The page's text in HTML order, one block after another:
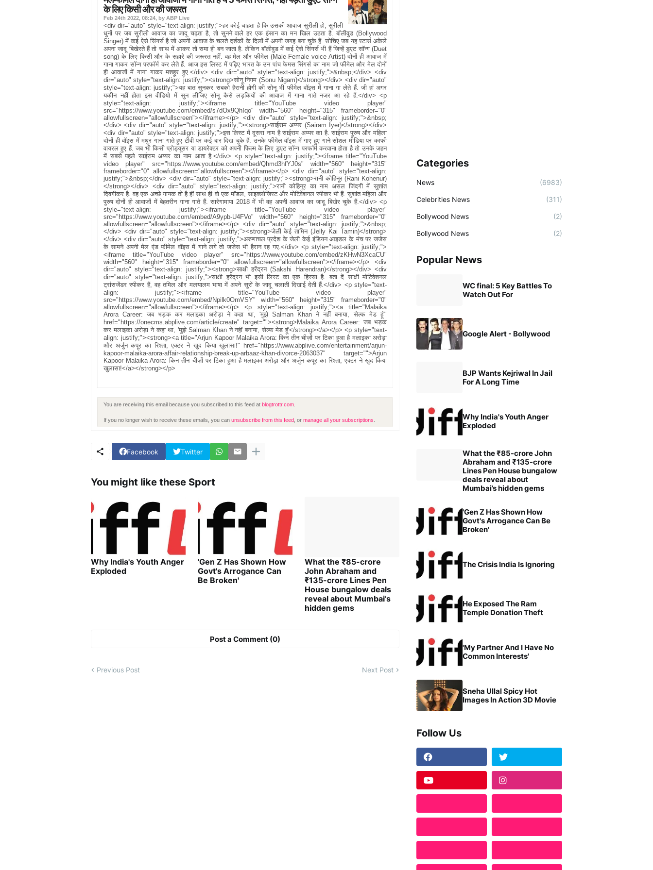
के लिए किसी और की जरूरत
Feb 24th 2022, 08:24, by ABP Live
<div dir="auto" style="text-align: justify;">हर कोई चाहता है कि उसकी आवाज सुरीली हो, सुरीली
धुनों पर जब सुरीली आवाज का जादू चढ़ता है, तो सुनने वाले हर एक इंसान का मन खिल उठता है. बॉलीवुड (Bollywood
Singer) में कई ऐसे सिंगर्स है जो अपनी आवाज के चलते दर्शकों के दिलों में अपनी जगह बना चुके हैं. सोचिए जब यह स्टार्स अकेले
अपना जादू बिखेरते हैं तो साथ में आकर तो समा ही बन जाता है. लेकिन बॉलीवुड में कई ऐसे सिंगर्स भी हैं जिन्हें डुएट सॉन्ग (Duet
song) के लिए किसी और के सहारे की जरूरत नहीं. वह मेल और फीमेल (Male-Female voice Artist) दोनों ही आवाज में
गाना गाकर सॉन्ग परफॉर्म कर लेते हैं. आज इस लिस्ट में पढ़िए भारत के उन पांच फेमस सिंगर्स का नाम जो फीमेल और मेल दोनों
ही आवाजों में गाना गाकर मशहूर हुए.</div> <div dir="auto" style="text-align: justify;">&nbsp;</div> <div
dir="auto" style="text-align: justify;"><strong>सोनू निगम (Sonu Nigam)</strong></div> <div dir="auto"
style="text-align: justify;">यह बात सुनकर सबको हैरानी होगी की सोनू भी फीमेल वॉइस में गाना गा लेते हैं. जी हां अगर
यकीन नहीं होता इस वीडियो में सुन लीजिए सोनू कैसे लड़कियों की आवाज में गाना गाते नजर आ रहे हैं.</div> <p
style="text-align: justify;"><iframe title="YouTube video player"
src="https://www.youtube.com/embed/s7dOx9QhIqo" width="560" height="315" frameborder="0"
allowfullscreen="allowfullscreen"></iframe></p> <div dir="auto" style="text-align: justify;">&nbsp;
</div> <div dir="auto" style="text-align: justify;"><strong>साईराम अय्यर (Sairam Iyer)</strong></div>
<div dir="auto" style="text-align: justify;">इस लिस्ट में दूसरा नाम है साईराम अय्यर का है. साईराम पुरुष और महिला
दोनों ही वॉइस में मधुर गाना गाते हुए टीवी पर कई बार दिख चुके हैं. उनके फीमेल वॉइस में गाए हुए गाने सोशल मीडिया पर काफी
वायरल हुए हैं. जब भी किसी प्रोड्यूसर या डायरेक्टर को अपनी फिल्म के लिए डुएट सॉन्ग परफॉर्म करवाना होता है तो उनके जहन
में सबसे पहले साईराम अय्यर का नाम आता है.</div> <p style="text-align: justify;"><iframe title="YouTube
video player" src="https://www.youtube.com/embed/Qhmd3hfYJ0s" width="560" height="315"
frameborder="0" allowfullscreen="allowfullscreen"></iframe></p> <div dir="auto" style="text-align:
justify;">&nbsp;</div> <div dir="auto" style="text-align: justify;"><strong>रानी कोहिनूर (Rani Kohenur)
</strong></div> <div dir="auto" style="text-align: justify;">रानी कोहिनूर का नाम असल जिंदगी में सुशांत
दिवगीकर है. वह एक अच्छे गायक तो है हीं साथ ही वो एक मॉडल, साइक्लोजिस्ट और मोटिवेशनल स्पीकर भी हैं. सुशांत महिला और
पुरुष दोनों ही आवाजों में बेहतरीन गाना गाते हैं. सारेगामापा 2018 में भी वह अपनी आवाज का जादू बिखेर चुके हैं.</div> <p
style="text-align: justify;"><iframe title="YouTube video player"
src="https://www.youtube.com/embed/A9ypb-U4FVo" width="560" height="315" frameborder="0"
allowfullscreen="allowfullscreen"></iframe></p> <div dir="auto" style="text-align: justify;">&nbsp;
</div> <div dir="auto" style="text-align: justify;"><strong>जेली केई तामिन (Jelly Kai Tamin)</strong>
</div> <div dir="auto" style="text-align: justify;">अरुणाचल प्रदेश के जेली केई इंडियन आइडल के मंच पर जजेस
के सामने अपनी मेल एंड फीमेल वॉइस में गाने लगे तो जजेस भी हैरान रह गए.</div> <p style="text-align: justify;">
<iframe title="YouTube video player" src="https://www.youtube.com/embed/zKHwN3XcaCU"
width="560" height="315" frameborder="0" allowfullscreen="allowfullscreen"></iframe></p> <div
dir="auto" style="text-align: justify;"><strong>साक्षी हरेंद्रन (Sakshi Harendran)</strong></div> <div
dir="auto" style="text-align: justify;">साक्षी हरेंद्रन भी इसी लिस्ट का एक हिस्सा है. बता दें साक्षी मोटिवेशनल
ट्रांसजेंडर स्पीकर हैं, वह तमिल और मलयालम भाषा में अपने सुरों के जादू चलाती दिखाई देती हैं.</div> <p style="text-
align: justify;"><iframe title="YouTube video player"
src="https://www.youtube.com/embed/Npilk0OmVSY" width="560" height="315" frameborder="0"
allowfullscreen="allowfullscreen"></iframe></p> <p style="text-align: justify;"><a title="Malaika
Arora Career: जब भड़क कर मलाइका अरोड़ा ने कहा था, 'मुझे Salman Khan ने नहीं बनाया, सेल्फ मेड हूं'"
href="https://onecms.abplive.com/article/create" target=""><strong>Malaika Arora Career: जब भड़क
कर मलाइका अरोड़ा ने कहा था, 'मुझे Salman Khan ने नहीं बनाया, सेल्फ मेड हूं'</strong></a></p> <p style="text-
align: justify;"><strong><a title="Arjun Kapoor Malaika Arora: किन तीन चीज़ों पर टिका हुआ है मलाइका अरोड़ा
और अर्जुन कपूर का रिश्ता, एक्टर ने खुद किया खुलासा!" href="https://www.abplive.com/entertainment/arjun-
kapoor-malaika-arora-affair-relationship-break-up-arbaaz-khan-divorce-2063037" target="">Arjun
Kapoor Malaika Arora: किन तीन चीज़ों पर टिका हुआ है मलाइका अरोड़ा और अर्जुन कपूर का रिश्ता, एक्टर ने खुद किया
खुलासा!</a></strong></p>
You are receiving this email because you subscribed to this feed at blogtrottr.com
If you no longer wish to receive these emails, you can unsubscribe from this feed , or manage all your subscriptions
Facebook Twitter
You might like these Sport
Why India's Youth Anger
Exploded
'Gen Z Has Shown How
Govt's Arrogance Can
Be Broken'
What the ₹85-crore
John Abraham and
₹135-crore Lines Pen
House bungalow deals
reveal about Mumbai’s
hidden gems
Post a Comment (0)
Previous Post Next Post
Categories
News (6983)
Celebrities News (311)
Bollywood News (2)
Bollywood News (2)
Popular News
WC final: 5 Key Battles To
Watch Out For
Google Alert - Bollywood
BJP Wants Kejriwal In Jail
For A Long Time
Why India's Youth Anger
Exploded
What the ₹85-crore John
Abraham and ₹135-crore
Lines Pen House bungalow
deals reveal about
Mumbai’s hidden gems
'Gen Z Has Shown How
Govt's Arrogance Can Be
Broken'
The Crisis India Is Ignoring
He Exposed The Ram
Temple Donation Theft
'My Partner And I Have No
Common Interests'
Sneha Ullal Spicy Hot
Images In Action 3D Movie
Follow Us